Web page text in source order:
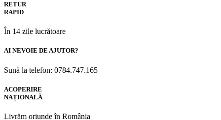
RETUR
RAPID
În 14 zile lucrătoare
AI NEVOIE DE AJUTOR?
Sună la telefon: 0784.747.165
ACOPERIRE
NAȚIONALĂ
Livrăm oriunde în România